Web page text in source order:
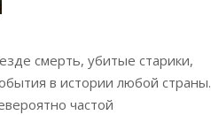
смерть, убитые старики,
в истории любой страны.
частой